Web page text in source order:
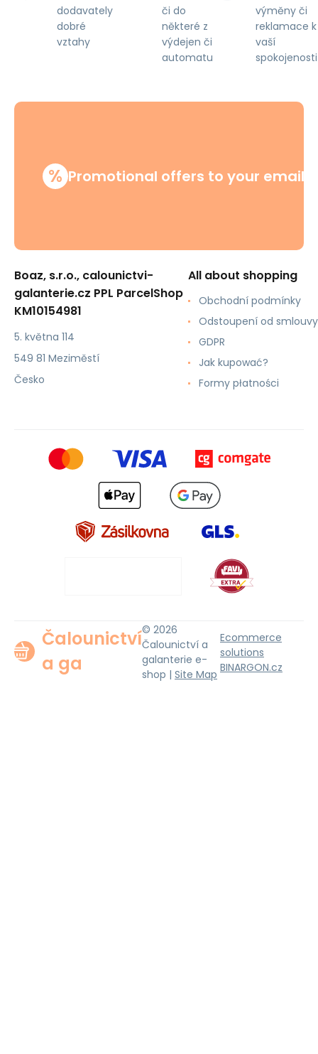
dodavately
dobré
vztahy
či do
některé z
výdejen či
automatu
výměny či
reklamace k
vaší
spokojenosti
% Promotional offers to your email
Boaz, s.r.o., calounictvi-
galanterie.cz PPL ParcelShop
KM10154981
5. května 114
549 81 Meziměstí
Česko
All about shopping
Obchodní podmínky
Odstoupení od smlouvy
GDPR
Jak kupować?
Formy płatności
Čalounictví
a ga
© 2026
Čalounictví a
galanterie e-
shop | Site Map
Ecommerce
solutions
BINARGON.cz